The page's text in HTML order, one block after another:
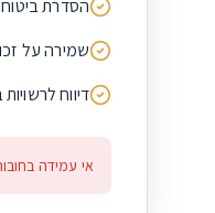
הסדרת ביטוח
שמירה על
דיווח
אי עמידה